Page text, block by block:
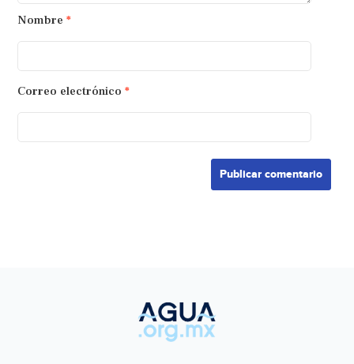
Nombre *
Correo electrónico *